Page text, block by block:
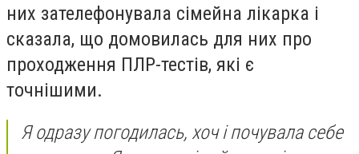
них зателефонувала сімейна лікарка і
сказала, що домовилась для них про
проходження ПЛР-тестів, які є
точнішими.
Я одразу погодилась, хоч і почувала себе